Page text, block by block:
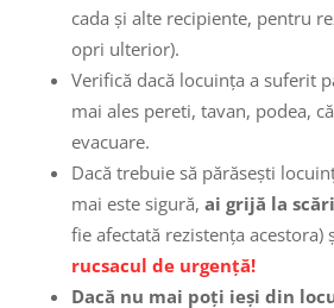
cada şi alte recipiente, pentru
opri ulterior).
Verifică dacă locuinţa a suferit
mai ales pereti, tavan, podea,
evacuare.
Dacă trebuie să părăsești
mai este sigură, ai grijă la
fie afectată rezistenţa acestora)
rucsacul de urgenţă!
Dacă nu mai poţi ieşi din